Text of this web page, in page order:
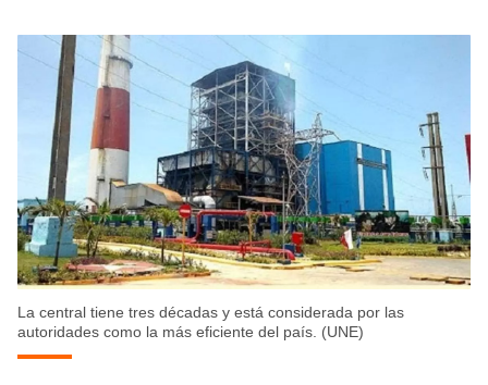
La central tiene tres décadas y está considerada por las
autoridades como la más eficiente del país. (UNE)